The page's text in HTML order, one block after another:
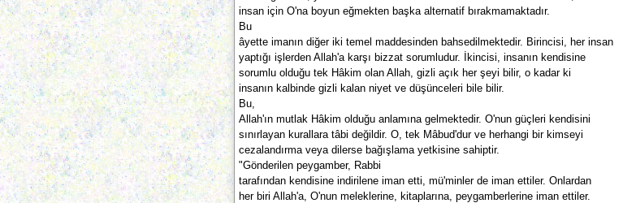
insan için O'na boyun eğmekten başka alternatif bırakmamaktadır.
Bu
âyette imanın diğer iki temel maddesinden bahsedilmektedir. Birincisi, her insan
yaptığı işlerden Allah'a karşı bizzat sorumludur. İkincisi, insanın kendisine
sorumlu olduğu tek Hâkim olan Allah, gizli açık her şeyi bilir, o kadar ki
insanın kalbinde gizli kalan niyet ve düşünceleri bile bilir.
Bu,
Allah'ın mutlak Hâkim olduğu anlamına gelmektedir. O'nun güçleri kendisini
sınırlayan kurallara tâbi değildir. O, tek Mâbud'dur ve herhangi bir kimseyi
cezalandırma veya dilerse bağışlama yetkisine sahiptir.
"Gönderilen peygamber, Rabbi
tarafından kendisine indirilene iman etti, mü'minler de iman ettiler. Onlardan
her biri Allah'a, O'nun meleklerine, kitaplarına, peygamberlerine iman ettiler.